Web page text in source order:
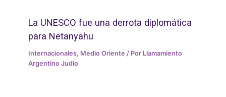
La UNESCO fue una derrota diplomática
para Netanyahu
Internacionales, Medio Oriente / Por Llamamiento
Argentino Judio